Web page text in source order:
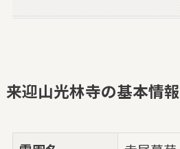
来迎山光林寺の基本情報